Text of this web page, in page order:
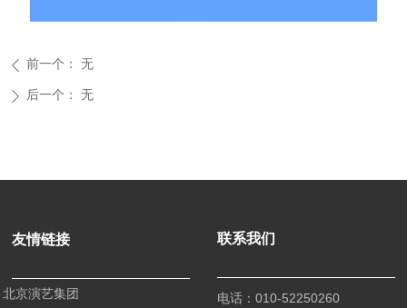
ꄴ 前一个： 无
ꄲ 后一个： 无
友情链接
北京演艺集团
联系我们
电话： 010-52250260